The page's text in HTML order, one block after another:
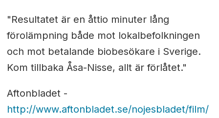
"Resultatet är en åttio minuter lång
förolämpning både mot lokalbefolkningen
och mot betalande biobesökare i Sverige.
Kom tillbaka Åsa-Nisse, allt är förlåtet."
Aftonbladet -
http://www.aftonbladet.se/nojesbladet/film/